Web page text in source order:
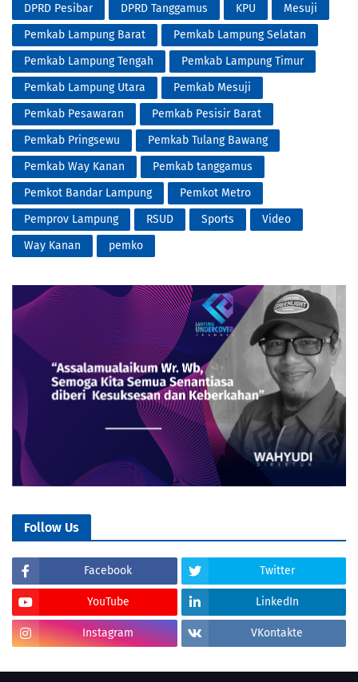
DPRD Pesibar
DPRD Tanggamus KPU
Mesuji
Pemkab Lampung Barat
Pemkab Lampung Selatan
Pemkab Lampung Tengah
Pemkab Lampung Timur
Pemkab Lampung Utara
Pemkab Mesuji
Pemkab Pesawaran
Pemkab Pesisir Barat
Pemkab Pringsewu
Pemkab Tulang Bawang
Pemkab Way Kanan
Pemkab tanggamus
Pemkot Bandar Lampung
Pemkot Metro
Pemprov Lampung
RSUD Sports
Video
Way Kanan
pemko
Follow Us
Facebook Twitter
YouTube LinkedIn
Instagram VKontakte